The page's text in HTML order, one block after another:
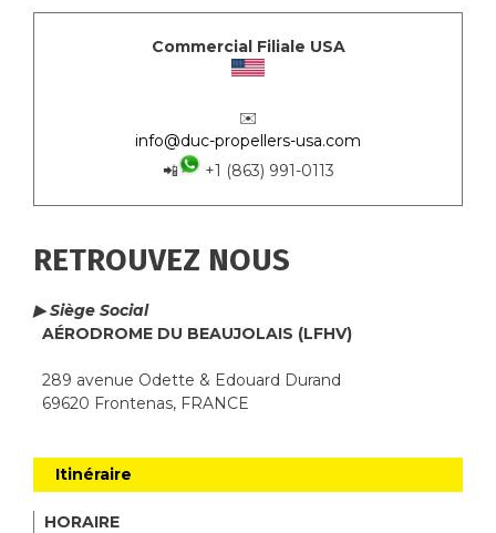
Commercial Filiale USA
✉️
info@duc-propellers-usa.com
📲
+1 (863) 991-0113
RETROUVEZ NOUS
▶ Siège Social
AÉRODROME DU BEAUJOLAIS (LFHV)
289 avenue Odette & Edouard Durand
69620 Frontenas, FRANCE
Itinéraire
HORAIRE